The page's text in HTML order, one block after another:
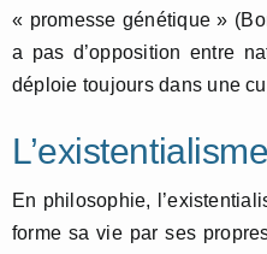
« promesse génétique »
a pas d’opposition entre
déploie toujours dans une
L’existentialisme
En philosophie,
forme sa vie par ses